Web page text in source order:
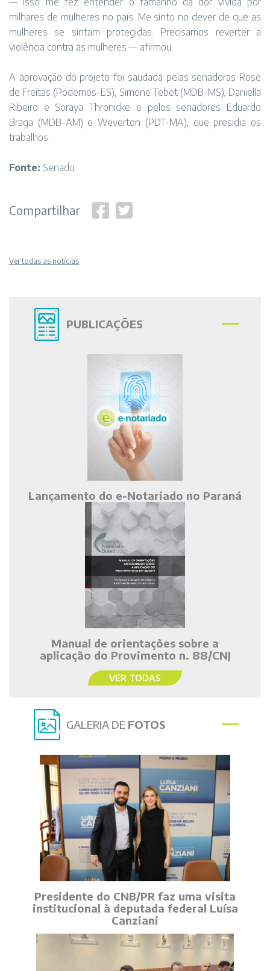
milhares de mulheres no país. Me sinto no dever de que as
mulheres se sintam protegidas. Precisamos reverter a
violência contra as mulheres — afirmou.
A aprovação do projeto foi saudada pelas senadoras Rose
de Freitas (Podemos-ES), Simone Tebet (MDB-MS), Daniella
Ribeiro e Soraya Thronicke e pelos senadores Eduardo
Braga (MDB-AM) e Weverton (PDT-MA), que presidia os
trabalhos.
Fonte: Senado
Compartilhar
Ver todas as notícias
PUBLICAÇÕES
Lançamento do e-Notariado no Paraná
Manual de orientações sobre a
aplicação do Provimento n. 88/CNJ
VER TODAS
GALERIA DE FOTOS
Presidente do CNB/PR faz uma visita
institucional à deputada federal Luísa
Canziani